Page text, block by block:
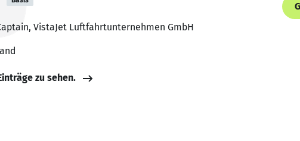
VistaJet Luftfahrtunternehmen GmbH
zu sehen.